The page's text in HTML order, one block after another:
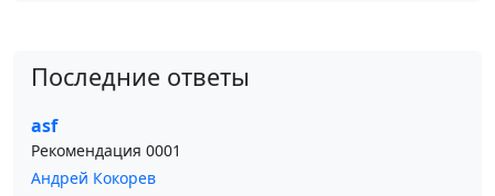
Последние ответы
asf
Рекомендация 0001
Андрей Кокорев